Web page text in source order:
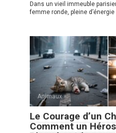
Dans un vieil immeuble
femme ronde, pleine
Animaux
Le Courage d’un
Comment un